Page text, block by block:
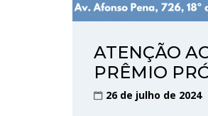
ATENÇÃO
PRÊMIO
26 de julho de 2024